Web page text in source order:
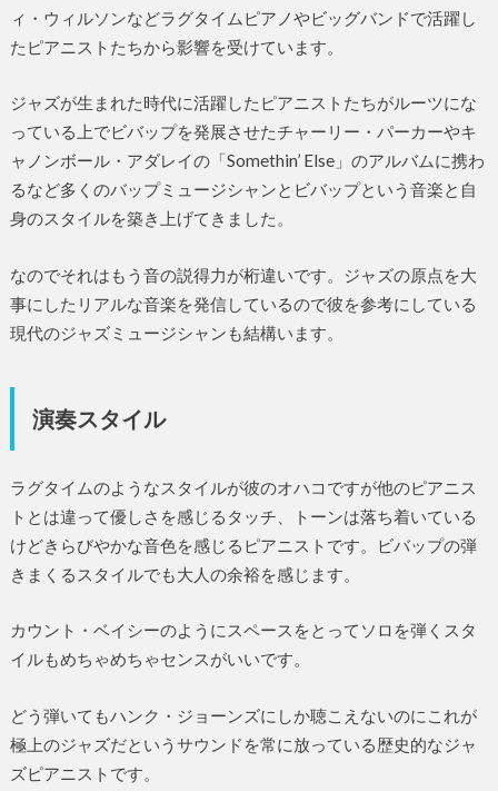
ィ・ウィルソンなどラグタイムピアノやビッグバンドで活躍し
たピアニストたちから影響を受けています。
ジャズが生まれた時代に活躍したピアニストたちがルーツにな
っている上でビバップを発展させたチャーリー・パーカーやキ
ャノンボール・アダレイの「Somethin’ Else」のアルバムに携わ
るなど多くのバップミュージシャンとビバップという音楽と自
身のスタイルを築き上げてきました。
なのでそれはもう音の説得力が桁違いです。ジャズの原点を大
事にしたリアルな音楽を発信しているので彼を参考にしている
現代のジャズミュージシャンも結構います。
演奏スタイル
ラグタイムのようなスタイルが彼のオハコですが他のピアニス
トとは違って優しさを感じるタッチ、トーンは落ち着いている
けどきらびやかな音色を感じるピアニストです。ビバップの弾
きまくるスタイルでも大人の余裕を感じます。
カウント・ベイシーのようにスペースをとってソロを弾くスタ
イルもめちゃめちゃセンスがいいです。
どう弾いてもハンク・ジョーンズにしか聴こえないのにこれが
極上のジャズだというサウンドを常に放っている歴史的なジャ
ズピアニストです。